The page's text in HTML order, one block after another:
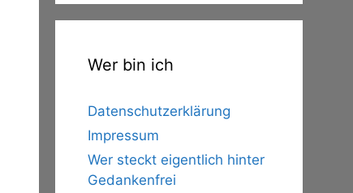
Wer bin ich
Datenschutzerklärung
Impressum
Wer steckt eigentlich hinter
Gedankenfrei